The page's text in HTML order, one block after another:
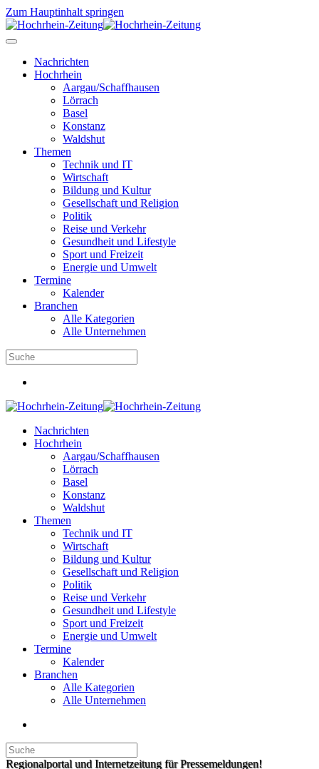
Zum Hauptinhalt springen
Nachrichten
Hochrhein
Aargau/Schaffhausen
Lörrach
Basel
Konstanz
Waldshut
Themen
Technik und IT
Wirtschaft
Bildung und Kultur
Gesellschaft und Religion
Politik
Reise und Verkehr
Gesundheit und Lifestyle
Sport und Freizeit
Energie und Umwelt
Termine
Kalender
Branchen
Alle Kategorien
Alle Unternehmen
Nachrichten
Hochrhein
Aargau/Schaffhausen
Lörrach
Basel
Konstanz
Waldshut
Themen
Technik und IT
Wirtschaft
Bildung und Kultur
Gesellschaft und Religion
Politik
Reise und Verkehr
Gesundheit und Lifestyle
Sport und Freizeit
Energie und Umwelt
Termine
Kalender
Branchen
Alle Kategorien
Alle Unternehmen
Regionalportal und Internetzeitung für Pressemeldungen!